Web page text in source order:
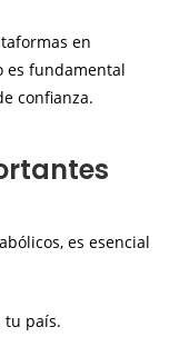
en
es fundamental
confianza.
es esencial
tu país.